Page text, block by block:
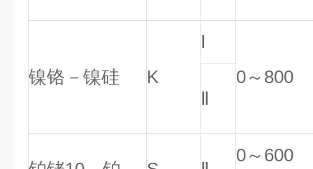
镍铬－镍硅 K
Ⅰ
0～800
Ⅱ
0～600